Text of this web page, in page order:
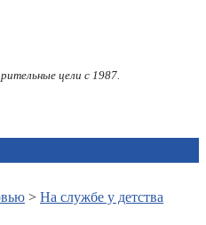
цели с 1987.
> На службе у детства